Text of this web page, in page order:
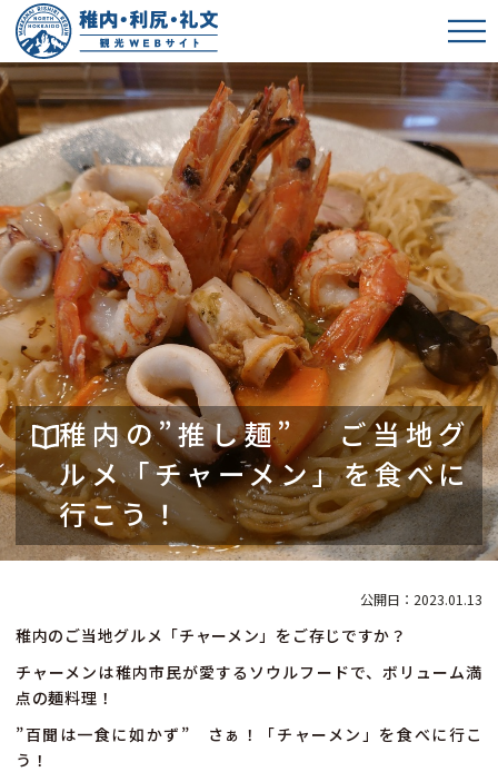
稚内の”推し麺” ご当地グ
ルメ「チャーメン」を食べに
行こう！
2023.01.13
稚内のご当地グルメ「チャーメン」をご存じですか？
チャーメンは稚内市民が愛するソウルフードで、ボリューム満
点の麺料理！
”百聞は一食に如かず” さぁ！「チャーメン」を食べに行こ
う！